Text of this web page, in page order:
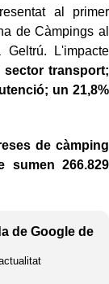
al primer
de Càmpings al
L'impacte
sector transport;
un 21,8%
de càmping
266.829
de Google de